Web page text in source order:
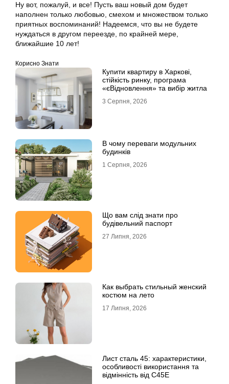
Ну вот, пожалуй, и все! Пусть ваш новый дом будет
наполнен только любовью, смехом и множеством только
приятных воспоминаний! Надеемся, что вы не будете
нуждаться в другом переезде, по крайней мере,
ближайшие 10 лет!
Корисно Знати
Купити квартиру в Харкові,
стійкість ринку, програма
«єВідновлення» та вибір житла
3 Серпня, 2026
В чому переваги модульних
будинків
1 Серпня, 2026
Що вам слід знати про
будівельний паспорт
27 Липня, 2026
Как выбрать стильный женский
костюм на лето
17 Липня, 2026
Лист сталь 45: характеристики,
особливості використання та
відмінність від C45E